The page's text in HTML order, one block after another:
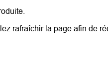
rafraîchir la page afin de